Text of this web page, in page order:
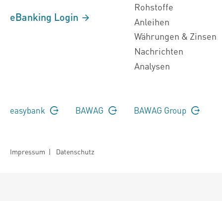
eBanking Login
Rohstoffe
Anleihen
Währungen & Zinsen
Nachrichten
Analysen
easybank BAWAG BAWAG Group
Impressum | Datenschutz